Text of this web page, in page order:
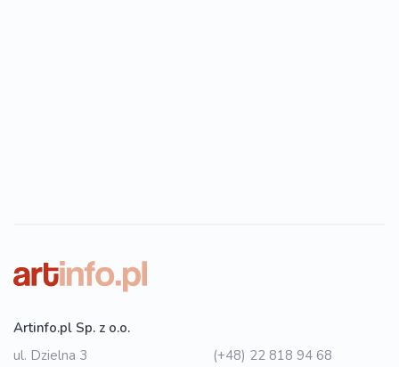
Artinfo.pl Sp. z o.o.
ul. Dzielna 3
(+48) 22 818 94 68